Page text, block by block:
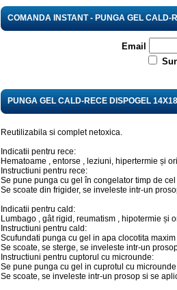
COMANDA INSTANT - PUNGA GEL CALD-
Email
PUNGA GEL CALD-RECE DISPOGEL
Reutilizabila si complet netoxica.
Indicatii pentru rece:
Hematoame , entorse , leziuni, hipertermie și
Instructiuni pentru rece:
Se pune punga cu gel în congelator timp de
Se scoate din frigider, se inveleste intr-un
Indicatii pentru cald:
Lumbago , gât rigid, reumatism , hipotermie și
Instructiuni pentru cald:
Scufundati punga cu gel in apa clocotita
Se scoate, se sterge, se inveleste intr-un
Instructiuni pentru cuptorul cu microunde:
Se pune punga cu gel in cuprotul cu
Se scoate, se inveleste intr-un prosop si se